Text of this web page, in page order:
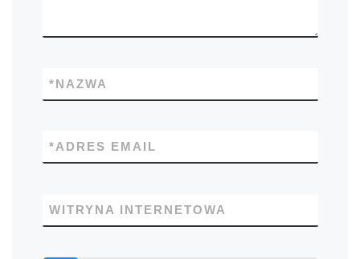
NAZWA
*
ADRES EMAIL
*
WITRYNA INTERNETOWA